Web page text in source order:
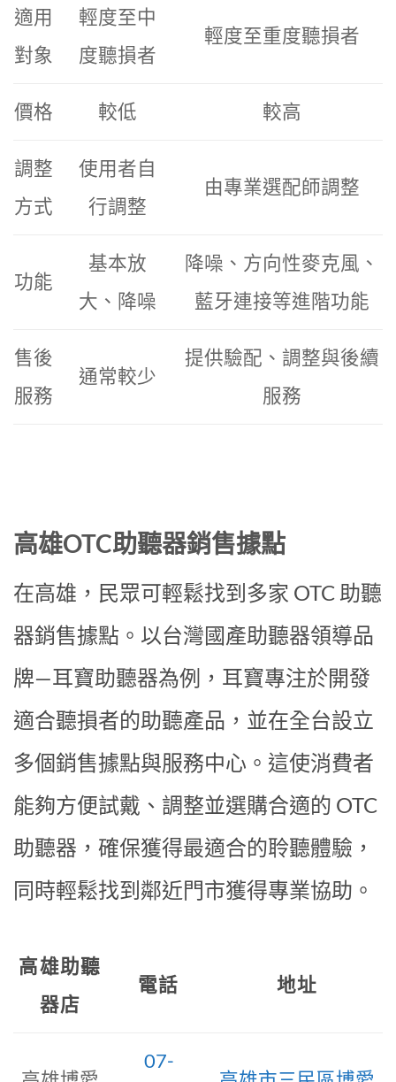
適用
對象
輕度至中
度聽損者
輕度至重度聽損者
價格 較低 較高
調整
方式
使用者自
行調整
由專業選配師調整
功能
基本放
大、降噪
降噪、方向性麥克風、
藍牙連接等進階功能
售後
服務
通常較少
提供驗配、調整與後續
服務
高雄OTC助聽器銷售據點
在高雄，民眾可輕鬆找到多家 OTC 助聽
器銷售據點。以台灣國產助聽器領導品
牌—耳寶助聽器為例，耳寶專注於開發
適合聽損者的助聽產品，並在全台設立
多個銷售據點與服務中心。這使消費者
能夠方便試戴、調整並選購合適的 OTC
助聽器，確保獲得最適合的聆聽體驗，
同時輕鬆找到鄰近門市獲得專業協助。
高雄助聽
器店
電話 地址
07-